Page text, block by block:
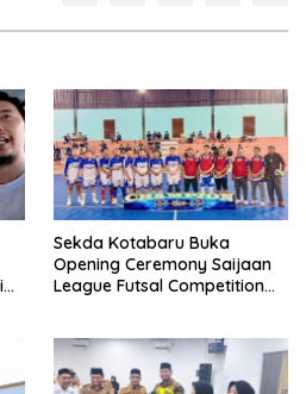
Sekda Kotabaru Buka
Opening Ceremony Saijaan
League Futsal Competition